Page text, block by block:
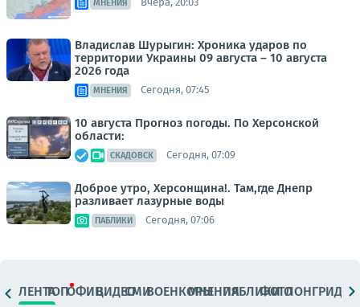
МНЕНИЯ
Владислав Шурыгин: Хроника ударов по
территории Украины 09 августа – 10 августа
2026 года
МНЕНИЯ Сегодня, 07:45
10 августа Прогноз погоды. По Херсонской
области:
СКАДОВСК Сегодня, 07:09
Доброе утро, Херсонщина!. Там,где Днепр
разливает лазурные воды
ПАБЛИКИ Сегодня, 07:06
ЛЕНТАТОПОФИЦ.ВИДЕОСМИВОЕНКОРЫМНЕНИЯПАБЛИКИ
ФОТОЛОНГРИДЫ